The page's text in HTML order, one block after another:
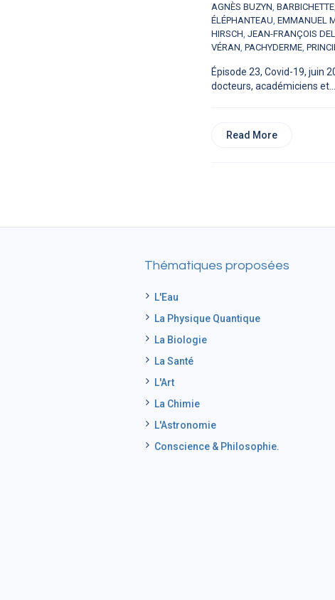
AGNÈS BUZYN, BARBICHETTE,
ÉLÉPHANTEAU, EMMANUEL
HIRSCH, JEAN-FRANÇOIS
VÉRAN, PACHYDERME,
Épisode 23, Covid-19, juin
docteurs, académiciens et...
Read More
Thématiques proposées
L'Eau
La Physique Quantique
La Biologie
La Santé
L'Art
La Chimie
L'Astronomie
Conscience & Philosophie.